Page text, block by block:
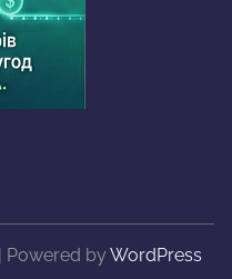
Powered by WordPress